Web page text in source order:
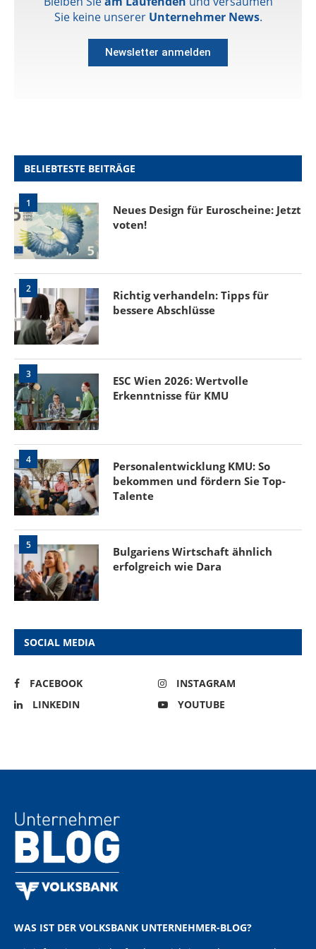
Sie keine unserer Unternehmer News.
Newsletter anmelden
BELIEBTESTE BEITRÄGE
1
Neues Design für Euroscheine: Jetzt
voten!
2
Richtig verhandeln: Tipps für
bessere Abschlüsse
3
ESC Wien 2026: Wertvolle
Erkenntnisse für KMU
4
Personalentwicklung KMU: So
bekommen und fördern Sie Top-
Talente
5
Bulgariens Wirtschaft ähnlich
erfolgreich wie Dara
SOCIAL MEDIA
FACEBOOK
INSTAGRAM
LINKEDIN
YOUTUBE
WAS IST DER VOLKSBANK UNTERNEHMER-BLOG?